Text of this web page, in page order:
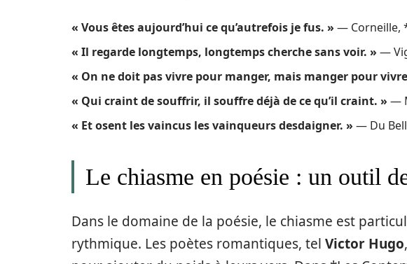
« Vous êtes aujourd’hui ce qu’autrefois je fus. » — Corneille,
« Il regarde longtemps, longtemps cherche sans voir. » —
« On ne doit pas vivre pour manger, mais manger pour
« Qui craint de souffrir, il souffre déjà de ce qu’il craint. » —
« Et osent les vaincus les vainqueurs desdaigner. » — Du
Le chiasme en poésie : un outil
Dans le domaine de la poésie, le chiasme est
rythmique. Les poètes romantiques, tel Victor Hugo